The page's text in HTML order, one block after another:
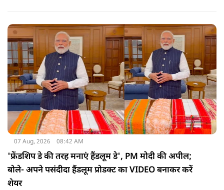
की समस्या को काफी हद तक कम किया जा सकता है.
07 Aug, 2026 08:42 AM
'फ्रेंडशिप डे की तरह मनाएं हैंडलूम डे', PM मोदी की अपील;
बोले- अपने पसंदीदा हैंडलूम प्रोडक्ट का VIDEO बनाकर करें
शेयर